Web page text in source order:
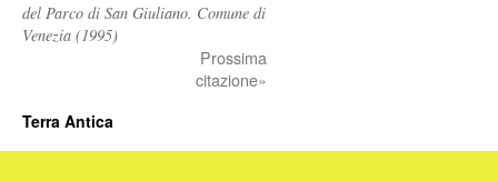
del Parco di San Giuliano. Comune di
Venezia (1995)
Prossima
citazione»
Terra Antica